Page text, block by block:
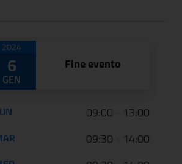
2024
6
GEN
Fine evento
di apertura:
09:00 13:00
09:30 14:00
Dai primitivi a Filippo